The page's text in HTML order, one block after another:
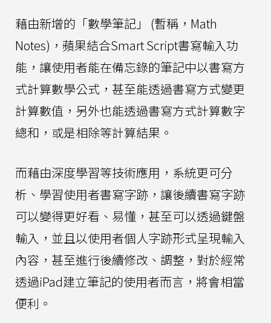
藉由新增的「數學筆記」 (暫稱，Math
Notes)，蘋果結合Smart Script書寫輸入功
能，讓使用者能在備忘錄的筆記中以書寫方
式計算數學公式，甚至能透過書寫方式變更
計算數值，另外也能透過書寫方式計算數字
總和，或是相除等計算結果。
而藉由深度學習等技術應用，系統更可分
析、學習使用者書寫字跡，讓後續書寫字跡
可以變得更好看、易懂，甚至可以透過鍵盤
輸入，並且以使用者個人字跡形式呈現輸入
內容，甚至進行後續修改、調整，對於經常
透過iPad建立筆記的使用者而言，將會相當
便利。